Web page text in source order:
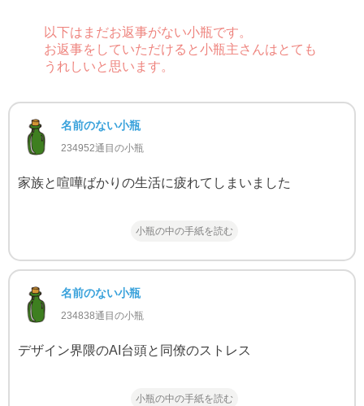
以下はまだお返事がない小瓶です。
お返事をしていただけると小瓶主さんはとても
うれしいと思います。
名前のない小瓶
234952通目の小瓶
家族と喧嘩ばかりの生活に疲れてしまいました
小瓶の中の手紙を読む
名前のない小瓶
234838通目の小瓶
デザイン界隈のAI台頭と同僚のストレス
小瓶の中の手紙を読む